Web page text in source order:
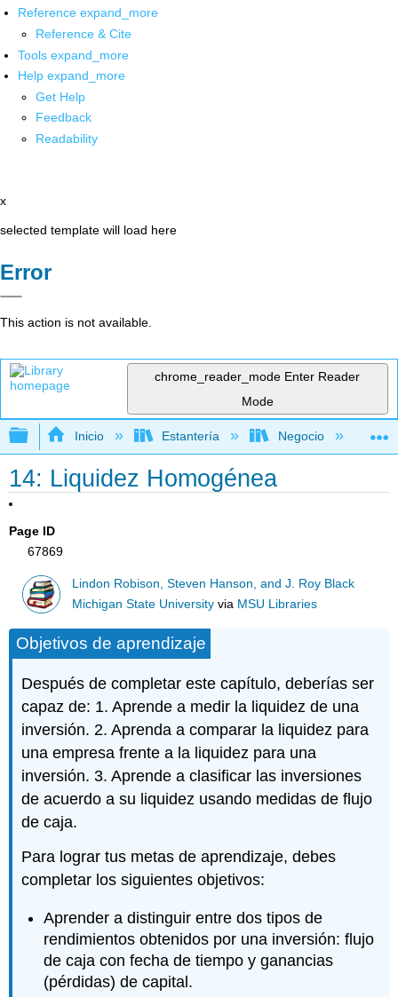
Reference expand_more
Reference & Cite
Tools expand_more
Help expand_more
Get Help
Feedback
Readability
x
selected template will load here
Error
This action is not available.
chrome_reader_mode Enter Reader
Mode
Expandir/contraer jerarquía global
Inicio Estantería Negocio
14: Liquidez Homogénea
Page ID
67869
Lindon Robison, Steven Hanson, and J. Roy Black
Michigan State University via MSU Libraries
Objetivos de aprendizaje
Después de completar este capítulo, deberías ser
capaz de: 1. Aprende a medir la liquidez de una
inversión. 2. Aprenda a comparar la liquidez para
una empresa frente a la liquidez para una
inversión. 3. Aprende a clasificar las inversiones
de acuerdo a su liquidez usando medidas de flujo
de caja.
Para lograr tus metas de aprendizaje, debes
completar los siguientes objetivos:
Aprender a distinguir entre dos tipos de
rendimientos obtenidos por una inversión: flujo
de caja con fecha de tiempo y ganancias
(pérdidas) de capital.